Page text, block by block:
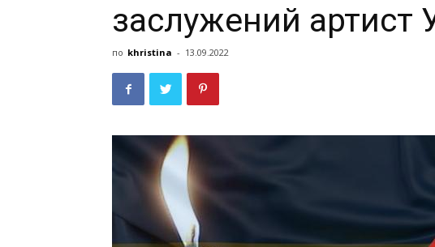
заслужений артист
по khristina - 13.09.2022